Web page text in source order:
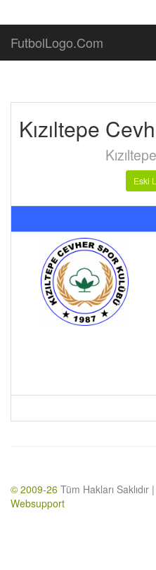
FutbolLogo.Com
Kızıltepe
Eski
© 2009-26 Tüm Hakları Saklıdır
Websupport